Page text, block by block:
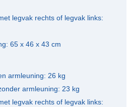
legvak rechts of legvak links:
65 x 46 x 43 cm
armleuning: 26 kg
armleuning: 23 kg
legvak rechts of legvak links: